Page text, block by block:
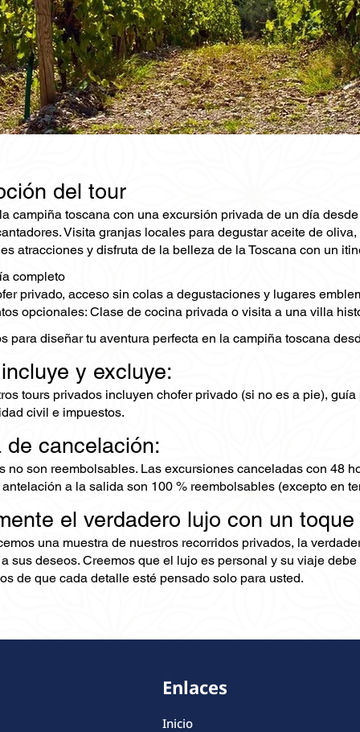
del tour
campiña toscana con una excursión privada de un día
Visita granjas locales para degustar aceite de
atracciones y disfruta de la belleza de la Toscana con un
completo
privado, acceso sin colas a degustaciones y lugares
opcionales: Clase de cocina privada o visita a una villa
para diseñar tu aventura perfecta en la campiña toscana
y excluye:
tours privados incluyen chofer privado (si no es a pie),
civil e impuestos.
de cancelación:
no son reembolsables. Las excursiones canceladas con 48
a la salida son 100 % reembolsables (excepto en
el verdadero lujo con un
una muestra de nuestros recorridos privados, la
sus deseos. Creemos que el lujo es personal y su viaje
de que cada detalle esté pensado solo para usted.
Enlaces
Inicio